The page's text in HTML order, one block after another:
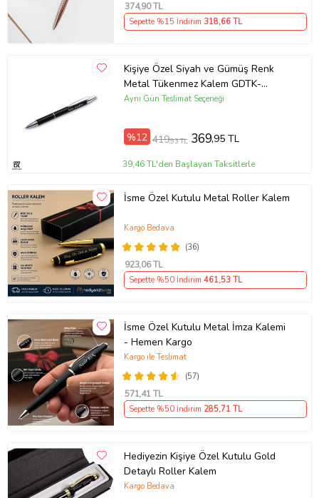
374,90 TL
Sepette %15 İndirim 318,66 TL
Kişiye Özel Siyah ve Gümüş Renk
Metal Tükenmez Kalem GDTK-
904156
Aynı Gün Teslimat Seçeneği
%12 419,93 TL 369,95 TL
39,46 TL'den Başlayan Taksitlerle
İsme Özel Kutulu Metal Roller Kalem
(36)
Kargo Bedava
923,06 TL
Sepette %50 İndirim 461,53 TL
İsme Özel Kutulu Metal İmza Kalemi
- Hemen Kargo
(57)
Kargo ile Teslimat
571,41 TL
Sepette %50 İndirim 285,71 TL
Hediyezin Kişiye Özel Kutulu Gold
Detaylı Roller Kalem
Kargo Bedava